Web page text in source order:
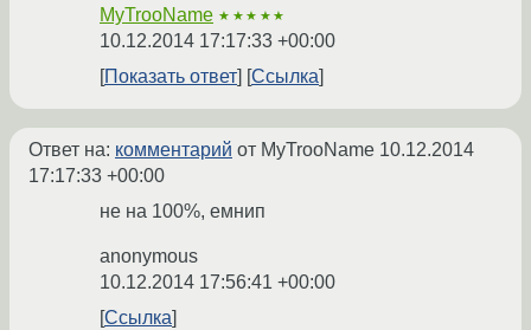
MyTrooName ★★★★★
10.12.2014 17:17:33 +00:00
Показать ответ
Ссылка
Ответ на: комментарий от MyTrooName 10.12.2014
17:17:33 +00:00
не на 100%, емнип
anonymous
10.12.2014 17:56:41 +00:00
Ссылка